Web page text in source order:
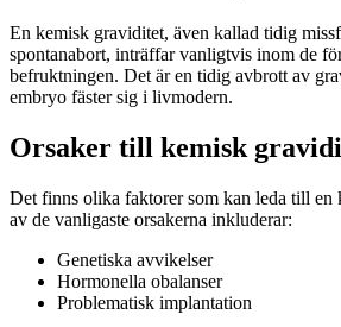
En kemisk graviditet, även kallad tidig
spontanabort, inträffar vanligtvis inom de
befruktningen. Det är en tidig avbrott av
embryo fäster sig i livmodern.
Orsaker till kemisk
Det finns olika faktorer som kan leda till en
av de vanligaste orsakerna inkluderar:
Genetiska avvikelser
Hormonella obalanser
Problematisk implantation